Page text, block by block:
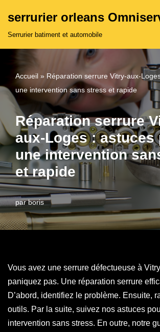
contenu
serrurier orleans
Serrurier batiment et automobile
Accueil » Réparation serrure Vitry-aux-
une intervention sans stress et rapide
Réparation serrure
aux-Loges : astuces
une intervention
et rapide
parboris
Vous avez une serrure défectueuse à
paniquez pas. Une réparation serrure
D’abord, identifiez le problème. Ensuite,
outils. Par la suite, suivez nos astuces
intervention sans stress. En outre, notre